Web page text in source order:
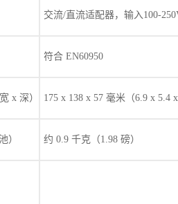
交流/直流适配器，输入100-
符合 EN60950
x 深） 175 x 138 x 57 毫米（6.9 x 5.4 x
） 约 0.9 千克（1.98 磅）